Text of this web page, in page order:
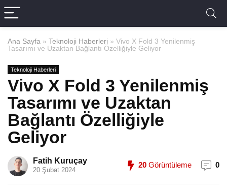
Ana Sayfa » Teknoloji Haberleri » Vivo X Fold 3 Yenilenmiş
Tasarımı ve Uzaktan Bağlantı Özelliğiyle Geliyor
Teknoloji Haberleri
Vivo X Fold 3 Yenilenmiş
Tasarımı ve Uzaktan
Bağlantı Özelliğiyle
Geliyor
Fatih Kuruçay
20 Şubat 2024
20 Görüntüleme 0